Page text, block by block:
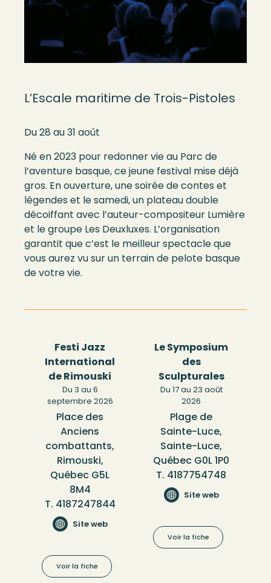
L’Escale maritime de Trois-Pistoles
Du 28 au 31 août
Né en 2023 pour redonner vie au Parc de
l’aventure basque, ce jeune festival mise déjà
gros. En ouverture, une soirée de contes et
légendes et le samedi, un plateau double
décoiffant avec l’auteur-compositeur Lumière
et le groupe Les Deuxluxes. L’organisation
garantit que c’est le meilleur spectacle que
vous aurez vu sur un terrain de pelote basque
de votre vie.
Festi Jazz
International
de Rimouski
Du 3 au 6
septembre 2026
Place des
Anciens
combattants,
Rimouski,
Québec G5L
8M4
T. 4187247844
Site web
Voir la fiche
Le Symposium
des
Sculpturales
Du 17 au 23 août
2026
Plage de
Sainte-Luce,
Sainte-Luce,
Québec G0L 1P0
T. 4187754748
Site web
Voir la fiche